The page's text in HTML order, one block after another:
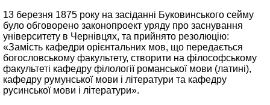
13 березня 1875 року на засіданні Буковинського сейму
було обговорено законопроект уряду про заснування
університету в Чернівцях, та прийнято резолюцію:
«Замість кафедри орієнтальних мов, що передається
богословському факультету, створити на філософському
факультеті кафедру філології романської мови (латині),
кафедру румунської мови і літератури та кафедру
русинської мови і літератури».